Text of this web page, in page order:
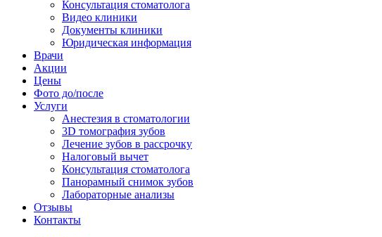
Консультация стоматолога
Видео клиники
Документы клиники
Юридическая информация
Врачи
Акции
Цены
Фото до/после
Услуги
Анестезия в стоматологии
3D томография зубов
Лечение зубов в рассрочку
Налоговый вычет
Консультация стоматолога
Панорамный снимок зубов
Лабораторные анализы
Отзывы
Контакты